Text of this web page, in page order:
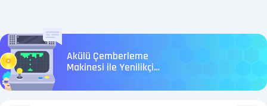
Akülü Çemberleme
Makinesi ile Yenilikçi